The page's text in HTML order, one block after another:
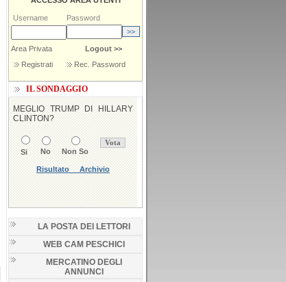
Username Password
Area Privata
Logout >>
Registrati
Rec. Password
IL SONDAGGIO
LA POSTA DEI LETTORI
WEB CAM PESCHICI
MERCATINO DEGLI
ANNUNCI